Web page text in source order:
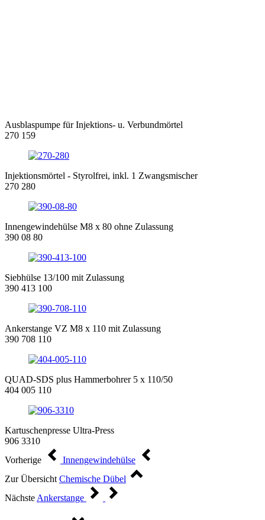
Ausblaspumpe für Injektions- u. Verbundmörtel
270 159
Injektionsmörtel - Styrolfrei, inkl. 1 Zwangsmischer
270 280
Innengewindehülse M8 x 80 ohne Zulassung
390 08 80
Siebhülse 13/100 mit Zulassung
390 413 100
Ankerstange VZ M8 x 110 mit Zulassung
390 708 110
QUAD-SDS plus Hammerbohrer 5 x 110/50
404 005 110
Kartuschenpresse Ultra-Press
906 3310
Vorherige
Innengewindehülse
Zur Übersicht Chemische Dübel
Nächste Ankerstange